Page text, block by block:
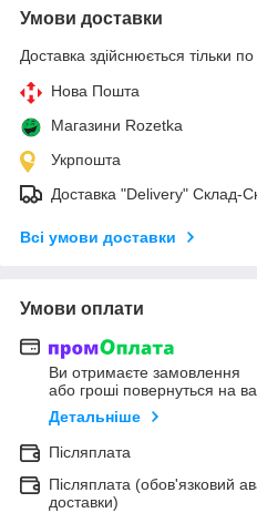
Умови доставки
Доставка здійснюється тільки
Нова Пошта
Магазини Rozetka
Укрпошта
Доставка "Delivery" Склад-
Всі умови доставки
Умови оплати
Ви отримаєте замовлення
або гроші повернуться на
Детальніше
Післяплата
Післяплата (обов'язковий
доставки)